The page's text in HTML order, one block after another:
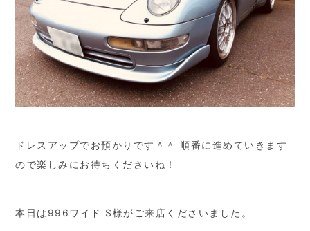
ドレスアップでお預かりです＾＾ 順番に進めていきます
ので楽しみにお待ちくださいね！
本日は996ワイド S様がご来店くださいました。